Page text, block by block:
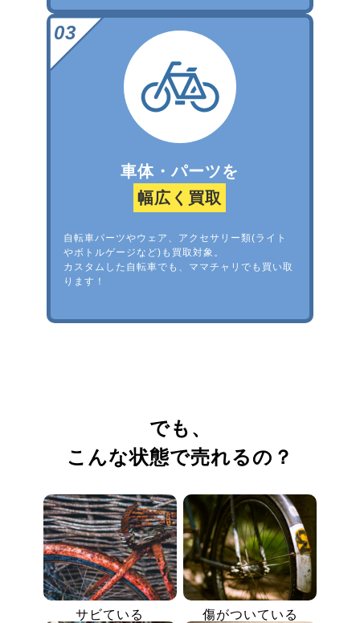
車体・パーツを
幅広く買取
自転車パーツやウェア、アクセサリー類(ライト
やボトルゲージなど)も買取対象。
カスタムした自転車でも、ママチャリでも買い取
ります！
でも、
こんな状態で売れるの？
サビている 傷がついている